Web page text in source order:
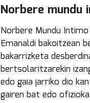
Norbere mundu
Norbere Mundu
Emanaldi bakoitzean
bakarrizketa
bertsolaritzarekin
edo gaia jarriko dio
gairen bat edo ofizioka